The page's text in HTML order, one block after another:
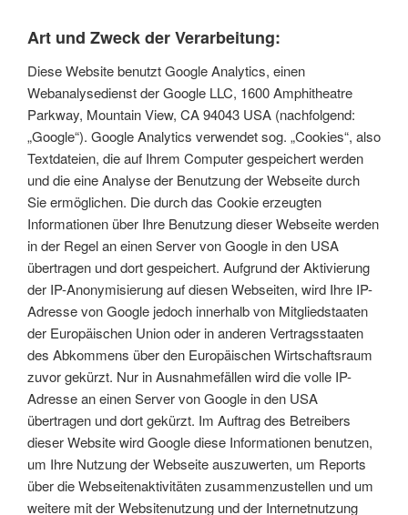
Art und Zweck der Verarbeitung:
Diese Website benutzt Google Analytics, einen
Webanalysedienst der Google LLC, 1600 Amphitheatre
Parkway, Mountain View, CA 94043 USA (nachfolgend:
„Google“). Google Analytics verwendet sog. „Cookies“, also
Textdateien, die auf Ihrem Computer gespeichert werden
und die eine Analyse der Benutzung der Webseite durch
Sie ermöglichen. Die durch das Cookie erzeugten
Informationen über Ihre Benutzung dieser Webseite werden
in der Regel an einen Server von Google in den USA
übertragen und dort gespeichert. Aufgrund der Aktivierung
der IP-Anonymisierung auf diesen Webseiten, wird Ihre IP-
Adresse von Google jedoch innerhalb von Mitgliedstaaten
der Europäischen Union oder in anderen Vertragsstaaten
des Abkommens über den Europäischen Wirtschaftsraum
zuvor gekürzt. Nur in Ausnahmefällen wird die volle IP-
Adresse an einen Server von Google in den USA
übertragen und dort gekürzt. Im Auftrag des Betreibers
dieser Website wird Google diese Informationen benutzen,
um Ihre Nutzung der Webseite auszuwerten, um Reports
über die Webseitenaktivitäten zusammenzustellen und um
weitere mit der Websitenutzung und der Internetnutzung